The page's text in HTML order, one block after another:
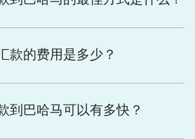
款的费用是多少？
到巴哈马可以有多快？